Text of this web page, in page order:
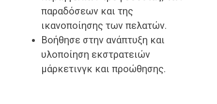
παραδόσεων και της
ικανοποίησης των πελατών.
Βοήθησε στην ανάπτυξη και
υλοποίηση εκστρατειών
μάρκετινγκ και προώθησης.